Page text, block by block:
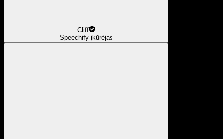
Cliff
Speechify įkūrėjas